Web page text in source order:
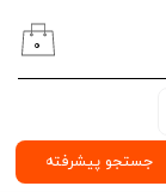
جستجو پیشرفته
۰